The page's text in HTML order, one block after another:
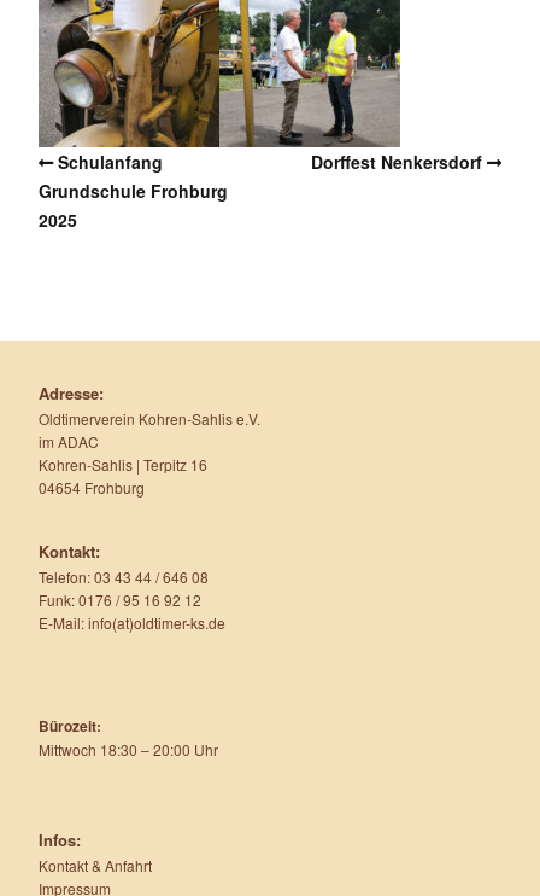
Schulanfang
Grundschule Frohburg
2025
Dorffest Nenkersdorf
Adresse:
Oldtimerverein Kohren-Sahlis e.V.
im ADAC
Kohren-Sahlis | Terpitz 16
04654 Frohburg
Kontakt:
Telefon: 03 43 44 / 646 08
Funk: 0176 / 95 16 92 12
E-Mail: info(at)oldtimer-ks.de
Bürozeit:
Mittwoch 18:30 – 20:00 Uhr
Infos:
Kontakt & Anfahrt
Impressum